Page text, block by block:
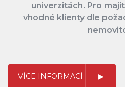
univerzitách. Pro
vhodné klienty dle
VÍCE INFORMACÍ